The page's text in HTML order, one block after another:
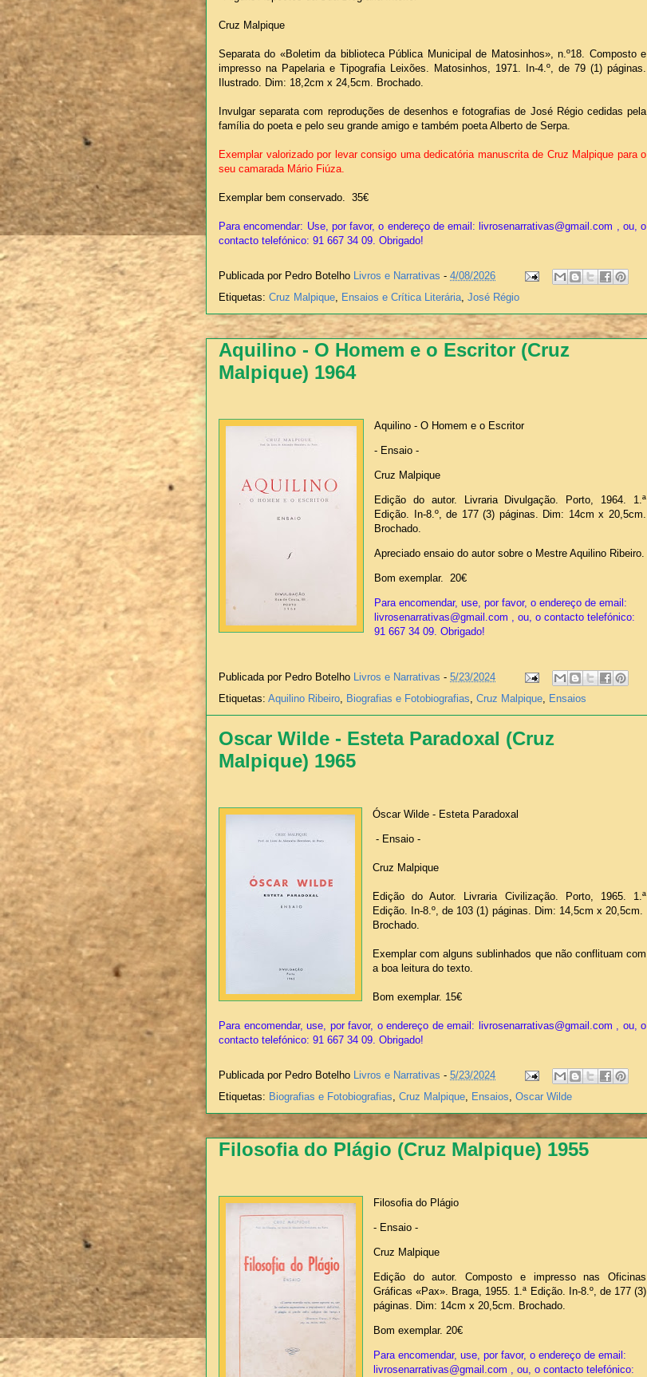
Cruz Malpique
Separata do «Boletim da biblioteca Pública Municipal de Matosinhos», n.º18. Composto e
impresso na Papelaria e Tipografia Leixões. Matosinhos, 1971. In-4.º, de 79 (1) páginas.
Ilustrado. Dim: 18,2cm x 24,5cm. Brochado.
Invulgar separata com reproduções de desenhos e fotografias de José Régio cedidas pela
família do poeta e pelo seu grande amigo e também poeta Alberto de Serpa.
Exemplar valorizado por levar consigo uma dedicatória manuscrita de Cruz Malpique para o
seu camarada Mário Fiúza.
Exemplar bem conservado. 35€
Para encomendar: Use, por favor, o endereço de email: livrosenarrativas@gmail.com , ou, o
contacto telefónico: 91 667 34 09. Obrigado!
Publicada por Pedro Botelho Livros e Narrativas - 4/08/2026
Etiquetas: Cruz Malpique, Ensaios e Crítica Literária, José Régio
Aquilino - O Homem e o Escritor (Cruz
Malpique) 1964
Aquilino - O Homem e o Escritor
- Ensaio -
Cruz Malpique
Edição do autor. Livraria Divulgação. Porto, 1964. 1.ª
Edição. In-8.º, de 177 (3) páginas. Dim: 14cm x 20,5cm.
Brochado.
Apreciado ensaio do autor sobre o Mestre Aquilino Ribeiro.
Bom exemplar. 20€
Para encomendar, use, por favor, o endereço de email:
livrosenarrativas@gmail.com , ou, o contacto telefónico:
91 667 34 09. Obrigado!
Publicada por Pedro Botelho Livros e Narrativas - 5/23/2024
Etiquetas: Aquilino Ribeiro, Biografias e Fotobiografias, Cruz Malpique, Ensaios
Oscar Wilde - Esteta Paradoxal (Cruz
Malpique) 1965
Óscar Wilde - Esteta Paradoxal
- Ensaio -
Cruz Malpique
Edição do Autor. Livraria Civilização. Porto, 1965. 1.ª
Edição. In-8.º, de 103 (1) páginas. Dim: 14,5cm x 20,5cm.
Brochado.
Exemplar com alguns sublinhados que não conflituam com
a boa leitura do texto.
Bom exemplar. 15€
Para encomendar, use, por favor, o endereço de email: livrosenarrativas@gmail.com , ou, o
contacto telefónico: 91 667 34 09. Obrigado!
Publicada por Pedro Botelho Livros e Narrativas - 5/23/2024
Etiquetas: Biografias e Fotobiografias, Cruz Malpique, Ensaios, Oscar Wilde
Filosofia do Plágio (Cruz Malpique) 1955
Filosofia do Plágio
- Ensaio -
Cruz Malpique
Edição do autor. Composto e impresso nas Oficinas
Gráficas «Pax». Braga, 1955. 1.ª Edição. In-8.º, de 177 (3)
páginas. Dim: 14cm x 20,5cm. Brochado.
Bom exemplar. 20€
Para encomendar, use, por favor, o endereço de email:
livrosenarrativas@gmail.com , ou, o contacto telefónico: